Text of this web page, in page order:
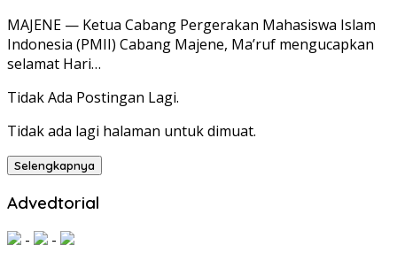
MAJENE — Ketua Cabang Pergerakan Mahasiswa Islam
Indonesia (PMII) Cabang Majene, Ma’ruf mengucapkan
selamat Hari…
Tidak Ada Postingan Lagi.
Tidak ada lagi halaman untuk dimuat.
Selengkapnya
Advedtorial
- -